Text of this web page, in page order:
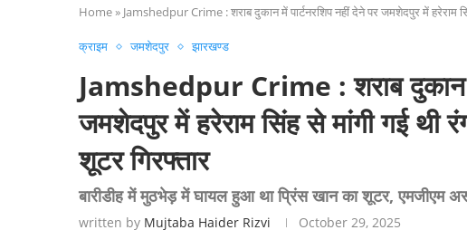
Home» Jamshedpur Crime : शराब दुकान में पार्टनरशिप नहीं देने पर जमशेदपुर में हरेराम
क्राइम जमशेदपुर झारखण्ड
Jamshedpur Crime : शराब दुकान में
जमशेदपुर में हरेराम सिंह से मांगी गई थी
शूटर गिरफ्तार
बारीडीह में मुठभेड़ में घायल हुआ था प्रिंस खान का शूटर, एमजीएम
written by Mujtaba Haider Rizvi October 29, 2025